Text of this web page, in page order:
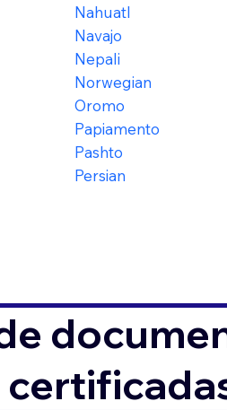
Nahuatl
Navajo
Nepali
Norwegian
Oromo
Papiamento
Pashto
Persian